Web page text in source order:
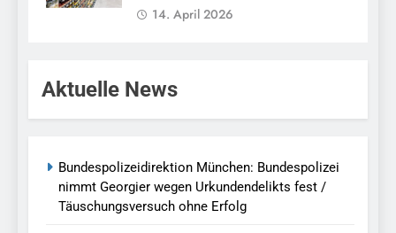
14. April 2026
Aktuelle News
Bundespolizeidirektion München: Bundespolizei
nimmt Georgier wegen Urkundendelikts fest /
Täuschungsversuch ohne Erfolg